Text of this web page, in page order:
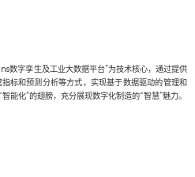
数字孪生及工业大数据平台”为技术核心，通过提供
标和预测分析等方式，实现基于数据驱动的管理和
能化”的翅膀，充分展现数字化制造的“智慧”魅力。